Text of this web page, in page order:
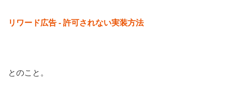
リワード広告 - 許可されない実装方法
とのこと。